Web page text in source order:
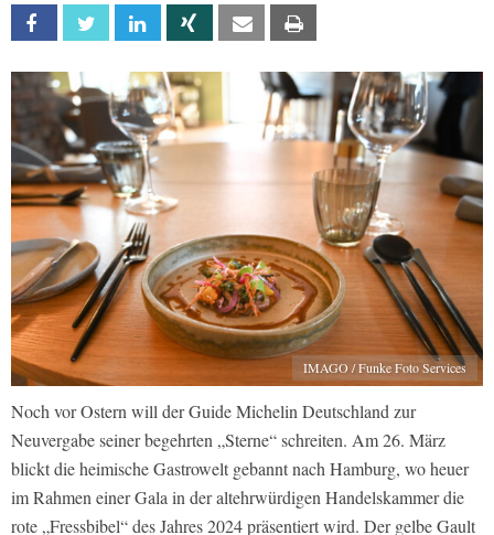
Facebook Twitter Linkedin Xing Email
IMAGO / Funke Foto Services
Noch vor Ostern will der Guide Michelin Deutschland zur
Neuvergabe seiner begehrten „Sterne“ schreiten. Am 26. März
blickt die heimische Gastrowelt gebannt nach Hamburg, wo heuer
im Rahmen einer Gala in der altehrwürdigen Handelskammer die
rote „Fressbibel“ des Jahres 2024 präsentiert wird. Der gelbe Gault